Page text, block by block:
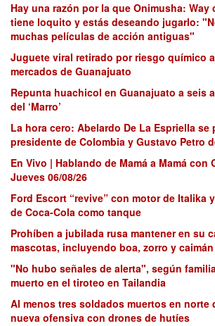
Hay una razón por la que Onimusha: Way
tiene loquito y estás deseando jugarlo:
muchas películas de acción antiguas"
Juguete viral retirado por riesgo químico
mercados de Guanajuato
Repunta huachicol en Guanajuato a seis
del ‘Marro’
La hora cero: Abelardo De La Espriella se
presidente de Colombia y Gustavo Petro
En Vivo | Hablando de Mamá a Mamá con
Jueves 06/08/26
Ford Escort “revive” con motor de Italika
de Coca-Cola como tanque
Prohíben a jubilada rusa mantener en su
mascotas, incluyendo boa, zorro y caimán
"No hubo señales de alerta", según
muerto en el tiroteo en Tailandia
Al menos tres soldados muertos en norte
nueva ofensiva con drones de hutíes